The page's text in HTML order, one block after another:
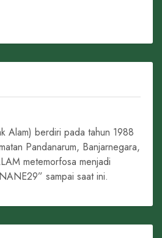
Alam) berdiri pada tahun 1988
Pandanarum, Banjarnegara,
metemorfosa menjadi
sampai saat ini.